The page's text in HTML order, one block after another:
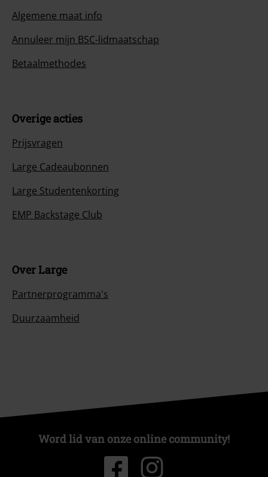
Algemene maat info
Annuleer mijn BSC-lidmaatschap
Betaalmethodes
Overige acties
Prijsvragen
Large Cadeaubonnen
Large Studentenkorting
EMP Backstage Club
Over Large
Partnerprogramma's
Duurzaamheid
Word lid van onze online community!